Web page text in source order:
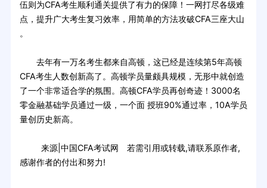
伍则为CFA考生顺利通关提供了有力的保障！一网打尽各级难
点，提升广大考生复习效率，用简单的方法攻破CFA三座大山
。
去年有一万名考生都来自高顿，这已经是连续第5年高顿
CFA考生人数创新高了。高顿学员量颇具规模，无形中就创造
了一个非常适合学的氛围。高顿CFA学员再创奇迹！3000名
零金融基础学员通过一级，一个面 授班90%通过率，10A学员
量创历史新高。
来源|中国CFA考试网 若需引用或转载,请联系原作者,
感谢作者的付出和努力!